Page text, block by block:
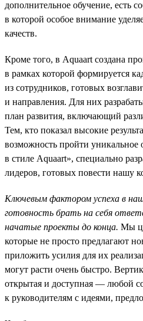
дополнительное обучение, есть
в которой особое внимание
качеств.
Кроме того, в Aquaart создана
в рамках которой формируется
из сотрудников, готовых
и направления. Для них
план развития, включающий
Тем, кто показал высокие
возможность пройти
в стиле Aquaart», специально
лидеров, готовых повести нашу
Ключевым фактором успеха в
готовность брать на себя
начатые проекты до конца. Мы
которые не просто предлагают
приложить усилия для их
могут расти очень быстро.
открытая и доступная — любой
к руководителям с идеями,